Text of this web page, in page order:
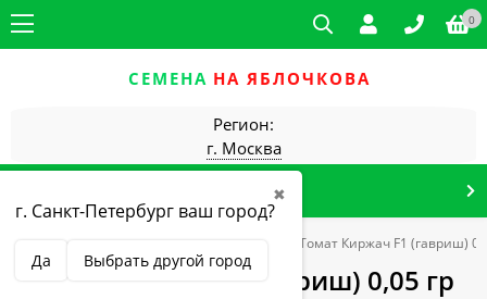
0
СЕМЕНА НА ЯБЛОЧКОВА
Регион:
г. Москва
✖
г. Санкт-Петербург ваш город?
Да Выбрать другой город
культуры Томат Киржач F1 (гавриш)
Томат Киржач F1 (гавриш) 0,05 гр